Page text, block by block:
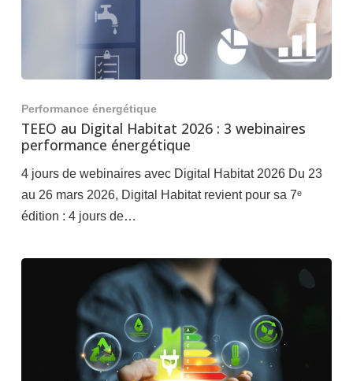
Performance énergétique
TEEO au Digital Habitat 2026 : 3 webinaires
performance énergétique
4 jours de webinaires avec Digital Habitat 2026 Du 23
au 26 mars 2026, Digital Habitat revient pour sa 7ᵉ
édition : 4 jours de…